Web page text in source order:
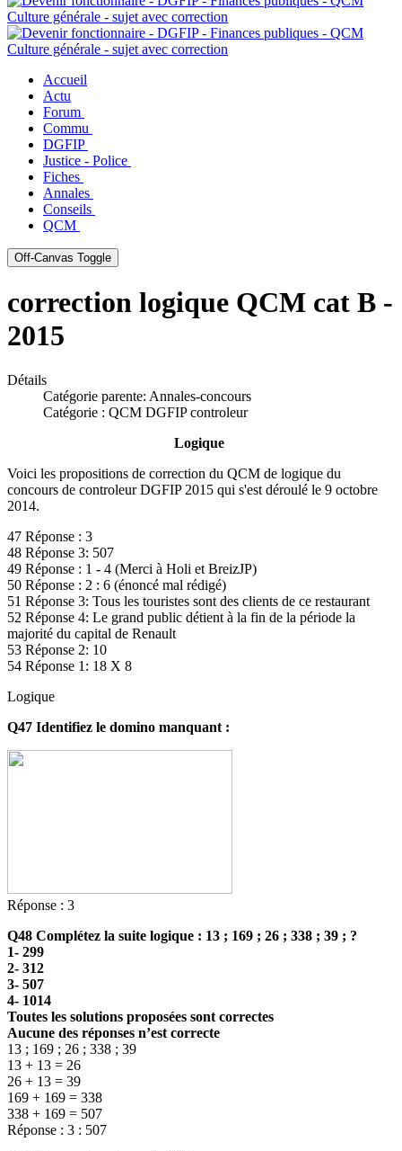
Accueil
Actu
Forum
Commu
DGFIP
Justice - Police
Fiches
Annales
Conseils
QCM
Off-Canvas Toggle
correction logique QCM cat B -
2015
Détails
Catégorie parente: Annales-concours
Catégorie : QCM DGFIP controleur
Logique
Voici les propositions de correction du QCM de logique du
concours de controleur DGFIP 2015 qui s'est déroulé le 9 octobre
2014.
47 Réponse : 3
48 Réponse 3: 507
49 Réponse : 1 - 4 (Merci à Holi et BreizJP)
50 Réponse : 2 : 6 (énoncé mal rédigé)
51 Réponse 3: Tous les touristes sont des clients de ce restaurant
52 Réponse 4: Le grand public détient à la fin de la période la
majorité du capital de Renault
53 Réponse 2: 10
54 Réponse 1: 18 X 8
Logique
Q47 Identifiez le domino manquant :
Réponse : 3
Q48 Complétez la suite logique : 13 ; 169 ; 26 ; 338 ; 39 ; ?
1- 299
2- 312
3- 507
4- 1014
Toutes les solutions proposées sont correctes
Aucune des réponses n’est correcte
13 ; 169 ; 26 ; 338 ; 39
13 + 13 = 26
26 + 13 = 39
169 + 169 = 338
338 + 169 = 507
Réponse : 3 : 507